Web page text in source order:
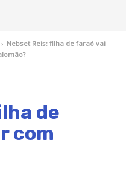
› Nebset Reis: filha de faraó vai
de
com